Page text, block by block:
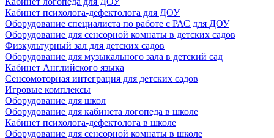
Кабинет психолога-дефектолога для ДОУ
Оборудование специалиста по работе с РАС для ДОУ
Оборудование для сенсорной комнаты в детских садов
Физкультурный зал для детских садов
Оборудование для музыкального зала в детский сад
Кабинет Английского языка
Сенсомоторная интеграция для детских садов
Игровые комплексы
Оборудование для школ
Оборудование для кабинета логопеда в школе
Кабинет психолога-дефектолога в школе
Оборудование для сенсорной комнаты в школе